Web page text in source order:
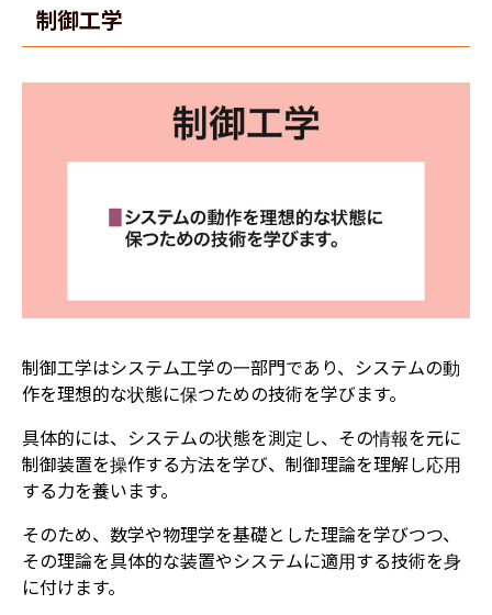
制御工学
制御工学はシステム工学の一部門であり、システムの動
作を理想的な状態に保つための技術を学びます。
具体的には、システムの状態を測定し、その情報を元に
制御装置を操作する方法を学び、制御理論を理解し応用
する力を養います。
そのため、数学や物理学を基礎とした理論を学びつつ、
その理論を具体的な装置やシステムに適用する技術を身
に付けます。